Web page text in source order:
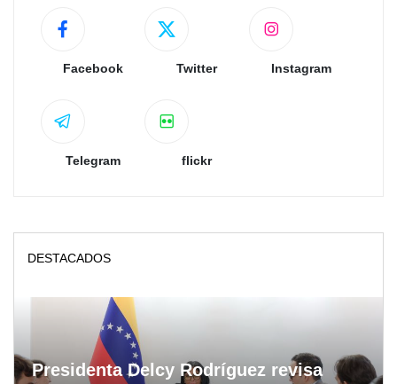
Facebook Twitter Instagram
Telegram flickr
DESTACADOS
Presidenta Delcy Rodríguez revisa